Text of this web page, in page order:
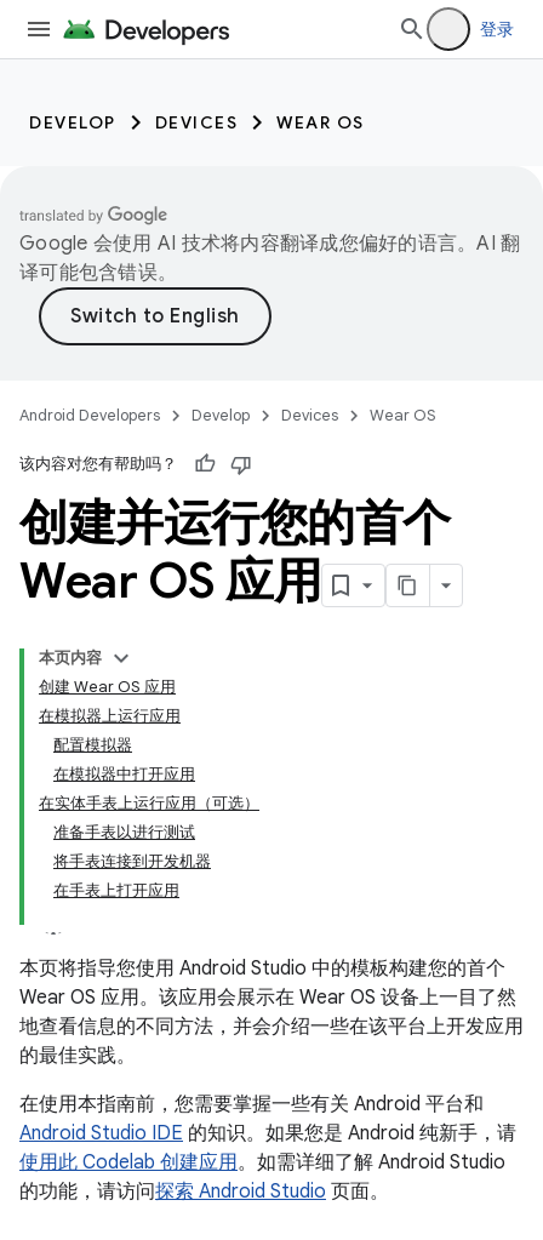
登录
DEVELOP DEVICES WEAR OS
Google 会使用 AI 技术将内容翻译成您偏好的语言。AI 翻
译可能包含错误。
Android Developers Develop Devices Wear OS
该内容对您有帮助吗？
创建并运行您的首个
Wear OS 应用
本页内容
创建 Wear OS 应用
在模拟器上运行应用
配置模拟器
在模拟器中打开应用
在实体手表上运行应用（可选）
准备手表以进行测试
将手表连接到开发机器
在手表上打开应用
本页将指导您使用 Android Studio 中的模板构建您的首个
Wear OS 应用。该应用会展示在 Wear OS 设备上一目了然
地查看信息的不同方法，并会介绍一些在该平台上开发应用
的最佳实践。
在使用本指南前，您需要掌握一些有关 Android 平台和
Android Studio IDE 的知识。如果您是 Android 纯新手，请
使用此 Codelab 创建应用。如需详细了解 Android Studio
的功能，请访问探索 Android Studio 页面。